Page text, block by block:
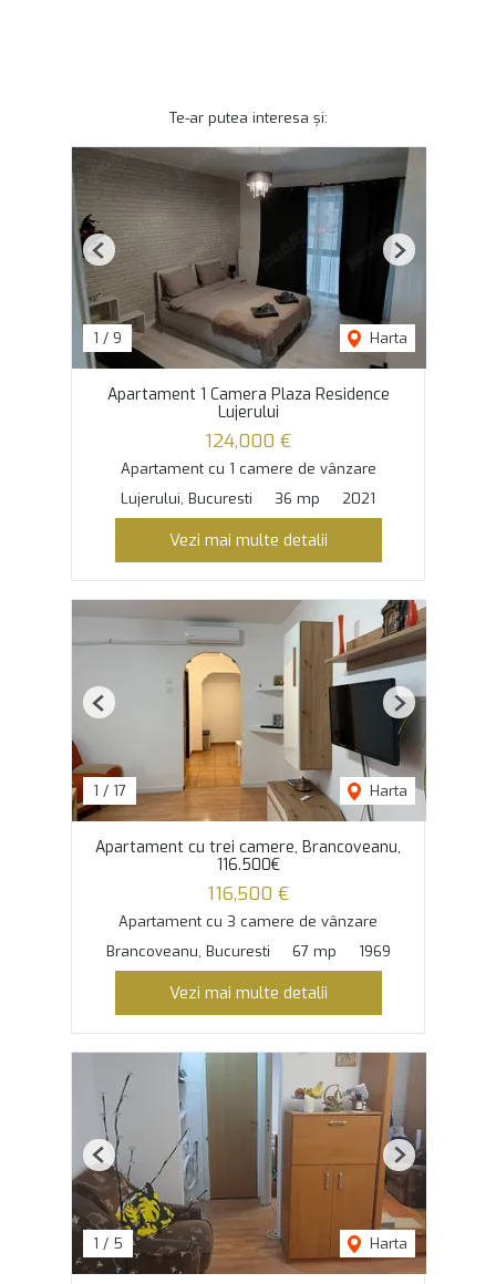
Te-ar putea interesa și:
1 / 9 Harta
Previous Next
Apartament 1 Camera Plaza Residence
Lujerului
124,000 €
Apartament cu 1 camere de vânzare
Lujerului, Bucuresti
36 mp 2021
Vezi mai multe detalii
1 / 17 Harta
Previous Next
Apartament cu trei camere, Brancoveanu,
116.500€
116,500 €
Apartament cu 3 camere de vânzare
Brancoveanu, Bucuresti
67 mp 1969
Vezi mai multe detalii
1 / 5 Harta
Previous Next